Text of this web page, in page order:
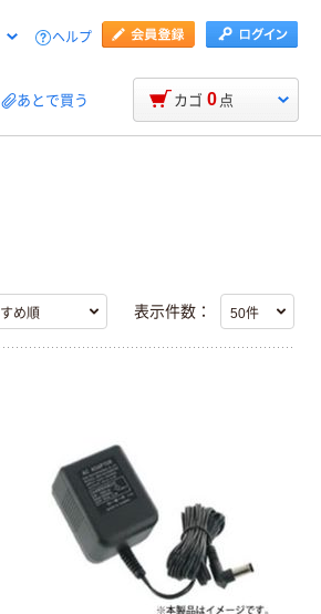
ヘルプ
あとで買う カゴ 0 点
表示件数：